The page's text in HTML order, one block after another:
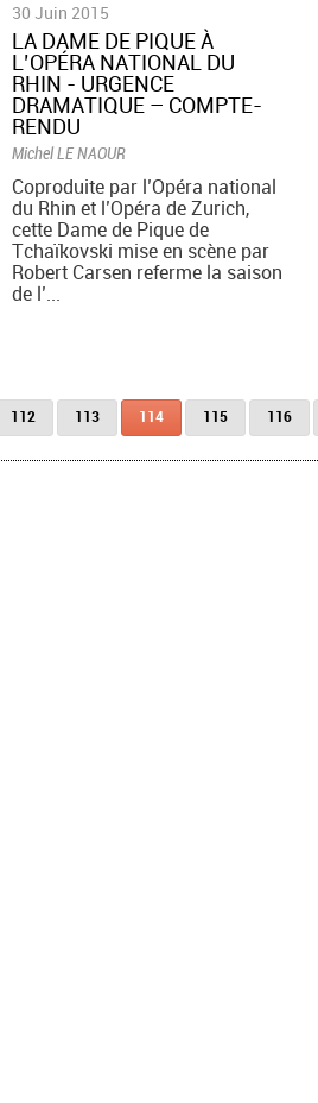
30 Juin 2015
LA DAME DE PIQUE À
L’OPÉRA NATIONAL DU
RHIN - URGENCE
DRAMATIQUE – COMPTE-
RENDU
Michel LE NAOUR
Coproduite par l’Opéra national
du Rhin et l’Opéra de Zurich,
cette Dame de Pique de
Tchaïkovski mise en scène par
Robert Carsen referme la saison
de l’...
112 113 114 115 116